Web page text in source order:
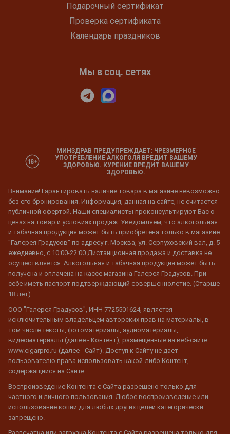
Подарочный сертификат
Проверка сертификата
Календарь праздников
Мы в соц. сетях
МИНЗДРАВ ПРЕДУПРЕЖДАЕТ: ЧРЕЗМЕРНОЕ
УПОТРЕБЛЕНИЕ АЛКОГОЛЯ ВРЕДИТ ВАШЕМУ
ЗДОРОВЬЮ. КУРЕНИЕ ВРЕДИТ ВАШЕМУ
ЗДОРОВЬЮ.
Внимание! Гарантировать наличие товара в магазине невозможно
без его бронирования. Информация, данная на сайте, не считается
публичной офертой. Наши специалисты проконсультируют Вас о
ценах на товар и условиях продаж. Уведомляем, что алкогольная
и табачная продукция может быть приобретена только в магазине
"Галерея Градусов" по адресу г. Москва, ул. Серпуховский вал, д. 5
ежедневно, с 10:00-22:00 Дистанционная продажа и доставка не
осуществляется. Алкогольная и табачная продукция может быть
получена и оплачена на кассе магазина Галерея Градусов. При
себе иметь паспорт подтверждающий совершеннолетие. (Старше
18 лет)
ООО "Галерея Градусов", ИНН 7725501624, является
исключительным владельцем авторских прав на материалы, в
том числе тексты, фотоматериалы, аудиоматериалы,
видеоматериалы (далее - Контент), размещенные на веб-сайте
www.cigarpro.ru (далее - Сайт). Доступ к Сайту не дает
пользователю права использовать какой-либо Контент,
содержащийся на Сайте.
Воспроизведение Контента с Сайта разрешено только для
частного и личного пользования. Любое воспроизведение или
использование копий для любых других целей категорически
запрещено.